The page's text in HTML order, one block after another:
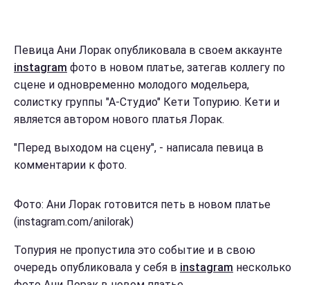
Певица Ани Лорак опубликовала в своем аккаунте
instagram фото в новом платье, затегав коллегу по
сцене и одновременно молодого модельера,
солистку группы "А-Студио" Кети Топурию. Кети и
является автором нового платья Лорак.
"Перед выходом на сцену", - написала певица в
комментарии к фото.
Фото: Ани Лорак готовится петь в новом платье
(instagram.com/anilorak)
Топурия не пропустила это событие и в свою
очередь опубликовала у себя в instagram несколько